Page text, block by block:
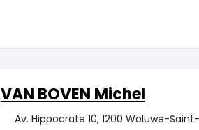
VAN BOVEN Michel
Av. Hippocrate 10, 1200 Woluwe-